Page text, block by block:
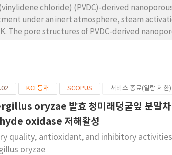
chloride) (PVDC)-derived
under an inert atmosphere, steam
K. The pore structures of PVDC-derived
elevating temperature, while the average
width of 1.48 nm, correlating with a
temperature, which is accompanied
average pore widths of KOH-activated
that these approaches can be utilized to
KCI 등재 SCOPUS 서비스 종료(열람 제한)
oryzae 발효 청미래덩굴잎 분말
oxidase 저해활성
quality, antioxidant, and inhibitory
oryzae